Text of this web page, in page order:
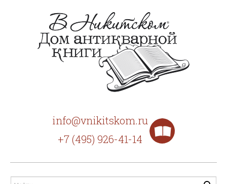
info@vnikitskom.ru
+7 (495) 926-41-14